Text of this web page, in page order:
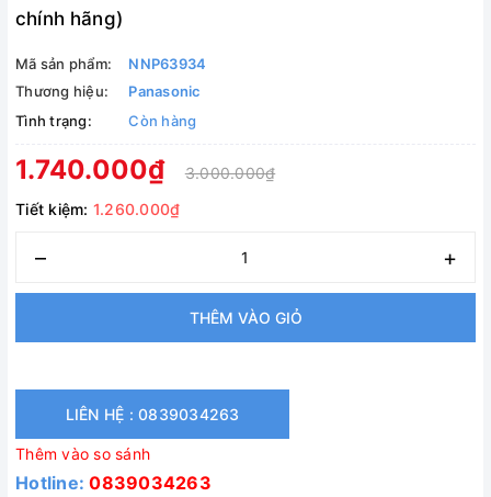
chính hãng)
Mã sản phẩm:
NNP63934
Thương hiệu:
Panasonic
Tình trạng:
Còn hàng
1.740.000₫
3.000.000₫
Tiết kiệm: 1.260.000₫
– +
THÊM VÀO GIỎ
LIÊN HỆ : 0839034263
Thêm vào so sánh
Hotline:0839034263